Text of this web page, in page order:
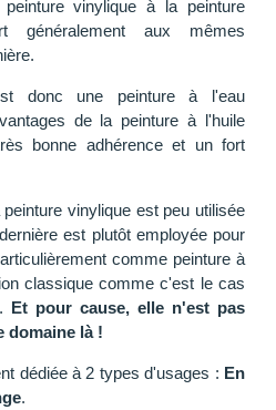
vinylique à la peinture
généralement aux mêmes
donc une peinture à l'eau
de la peinture à l'huile
bonne adhérence et un fort
vinylique est peu utilisée
est plutôt employée pour
comme peinture à
classique comme c'est le cas
Et pour cause, elle n'est pas
domaine là !
dédiée à 2 types d'usages : En
.